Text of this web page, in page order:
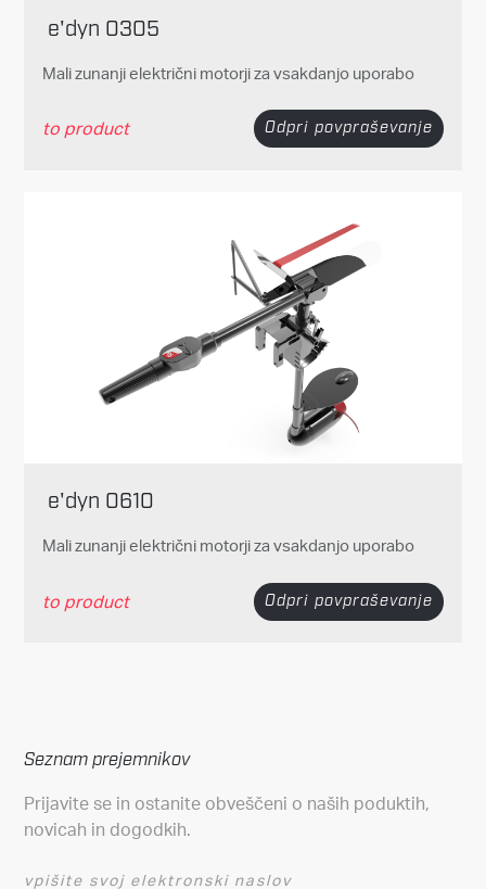
e'dyn 0305
Mali zunanji električni motorji za vsakdanjo uporabo
to product Odpri povpraševanje
e'dyn 0610
Mali zunanji električni motorji za vsakdanjo uporabo
to product Odpri povpraševanje
Seznam prejemnikov
Prijavite se in ostanite obveščeni o naših poduktih,
novicah in dogodkih.
vpišite svoj elektronski naslov